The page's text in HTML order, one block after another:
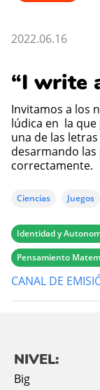
2022.06.16
“I write
Invitamos a los niños y niñas a realizar una actividad
lúdica en la
una de las
desarmando
correctamente.
Ciencias Juegos
Identidad y
Pensamiento
CANAL DE
NIVEL:
Big